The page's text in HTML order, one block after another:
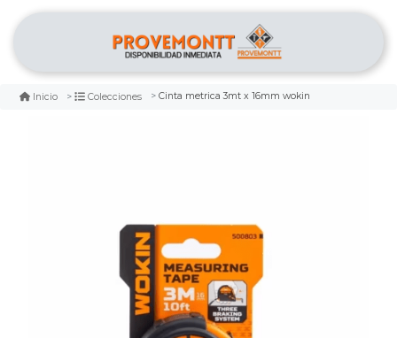
Inicio Colecciones Cinta metrica 3mt x 16mm wokin